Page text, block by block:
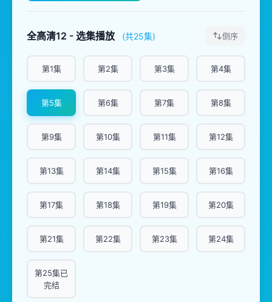
全高清12 - 选集播放 (共25集) 倒序
第1集 第2集 第3集 第4集
第5集 第6集 第7集 第8集
第9集 第10集 第11集 第12集
第13集 第14集 第15集 第16集
第17集 第18集 第19集 第20集
第21集 第22集 第23集 第24集
第25集已
完结